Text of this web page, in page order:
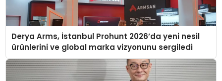
Derya Arms, İstanbul Prohunt 2026’da yeni nesil
ürünlerini ve global marka vizyonunu sergiledi